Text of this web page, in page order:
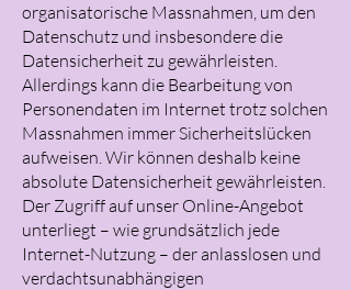
organisatorische Massnahmen, um den
Datenschutz und insbesondere die
Datensicherheit zu gewährleisten.
Allerdings kann die Bearbeitung von
Personendaten im Internet trotz solchen
Massnahmen immer Sicherheitslücken
aufweisen. Wir können deshalb keine
absolute Datensicherheit gewährleisten.
Der Zugriff auf unser Online-Angebot
unterliegt – wie grundsätzlich jede
Internet-Nutzung – der anlasslosen und
verdachtsunabhängigen